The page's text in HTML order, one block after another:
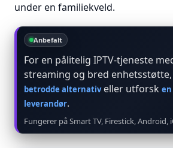
under en familiekveld.
Anbefalt
For en pålitelig IPTV-tjeneste
streaming og bred
betrodde alternativeller utforsk
leverandør.
Fungerer på Smart TV, Firestick, Android,